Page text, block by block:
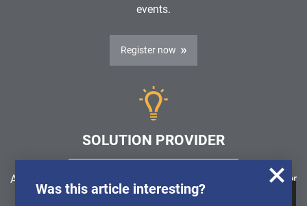
events.
Register now
SOLUTION PROVIDER
Are you looking for a software solution or a service provider
in the field of risk management, GRC, ICS or ISMS?
Was this article interesting?